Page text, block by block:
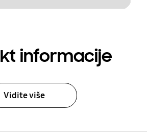
informacije
Vidite više